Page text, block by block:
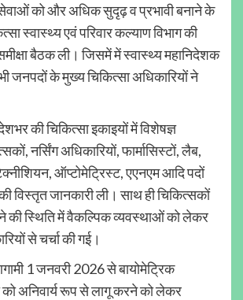
को और अधिक सुदृढ़ व प्रभावी बनाने के
स्वास्थ्य एवं परिवार कल्याण विभाग की
बैठक ली। जिसमें में स्वास्थ्य महानिदेशक
जनपदों के मुख्य चिकित्सा अधिकारियों ने
की चिकित्सा इकाइयों में विशेषज्ञ
नर्सिंग अधिकारियों, फार्मासिस्टों, लैब,
ऑप्टोमेट्रिस्ट, एएनएम आदि पदों
विस्तृत जानकारी ली। साथ ही चिकित्सकों
की स्थिति में वैकल्पिक व्यवस्थाओं को लेकर
से चर्चा की गई।
1 जनवरी 2026 से बायोमेट्रिक
को अनिवार्य रूप से लागू करने को लेकर